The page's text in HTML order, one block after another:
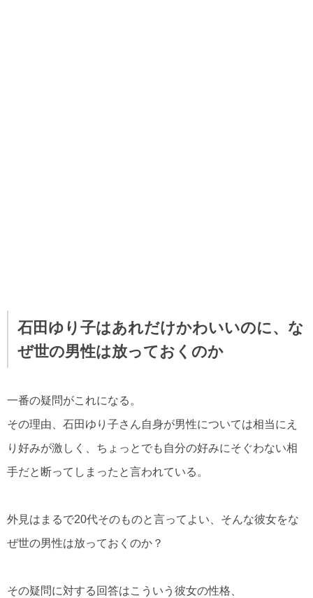
石田ゆり子はあれだけかわいいのに、な
ぜ世の男性は放っておくのか
一番の疑問がこれになる。
その理由、石田ゆり子さん自身が男性については相当にえ
り好みが激しく、ちょっとでも自分の好みにそぐわない相
手だと断ってしまったと言われている。
外見はまるで20代そのものと言ってよい、そんな彼女をな
ぜ世の男性は放っておくのか？
その疑問に対する回答はこういう彼女の性格、